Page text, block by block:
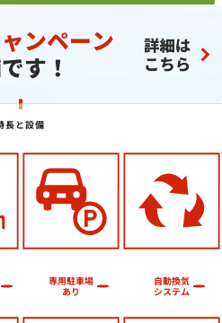
長と設備
専用駐車場
あり
自動換気
システム